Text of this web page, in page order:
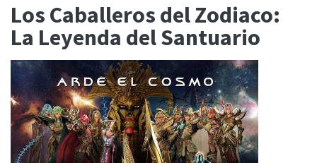
Los Caballeros del Zodiaco:
La Leyenda del Santuario